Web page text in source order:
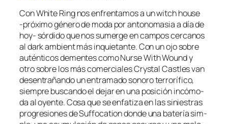
Con White Ring nos en­fren­ta­mos a un witch hou­se
‑pró­xi­mo gé­ne­ro de mo­da por an­to­no­ma­sia a día de
hoy- sór­di­do que nos su­mer­ge en cam­pos cer­ca­nos
al dark am­bient más in­quie­tan­te. Con un ojo so­bre
au­tén­ti­cos de­men­tes co­mo Nurse With Wound y
otro so­bre los más co­mer­cia­les Crystal Castles van
des­en­tra­ñan­do un en­tra­ma­do so­no­ro te­rro­rí­fi­co,
siem­pre bus­can­do el de­jar en una po­si­ción in­có­mo­
da al oyen­te. Cosa que se en­fa­ti­za en las si­nies­tras
pro­gre­sio­nes de Suffocation don­de una ba­te­ría sim­